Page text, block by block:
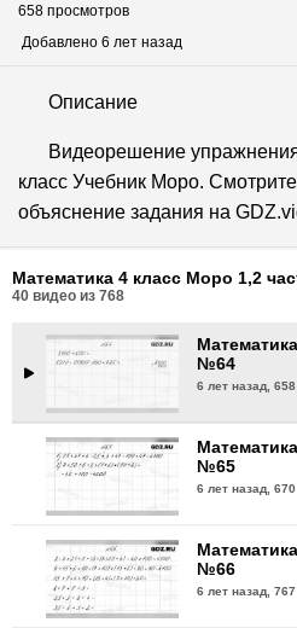
658 просмотров
Добавлено 6 лет назад
Описание
Видеорешение
класс Учебник Моро.
объяснение задания на
Математика 4 класс Моро 1,2
40 видео из 768
№62
6 лет назад,
6 лет назад,758
№64
6 лет назад,
№65
6 лет назад,
№66
6 лет назад,